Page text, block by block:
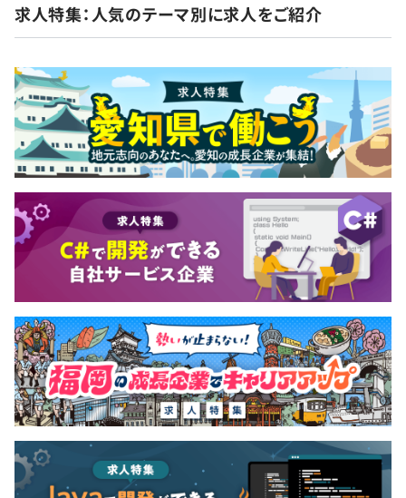
経験が豊富で、
売上向上につながる施策提案など、技術にとどまらないビ
ジネス視点も持ち合わせています。
教育系では、動画配信、クイズ・テスト機能、学習管理
（LMS）などの機能実装も経験済みで、UI/UXの改善提案
にも積極的です。
Slackを中心としたチーム開発やリモート環境にも柔軟に
対応でき、
他メンバーとのコミュニケーションや後輩のサポートも積
極的に行う頼れる存在です。
求人特集：人気のテーマ別に求人をご紹介